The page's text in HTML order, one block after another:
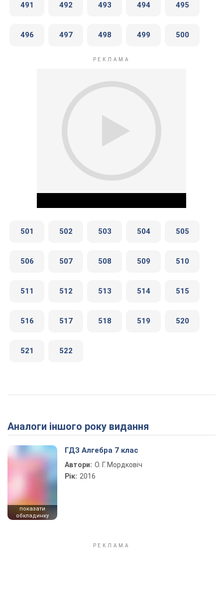
491 492 493 494 495
496 497 498 499 500
Play Video
501 502 503 504 505
506 507 508 509 510
511 512 513 514 515
516 517 518 519 520
521 522
Аналоги іншого року видання
показати
обкладинку
ГДЗ Алгебра 7 клас
Автори: О. Г. Мордковіч
Рік: 2016